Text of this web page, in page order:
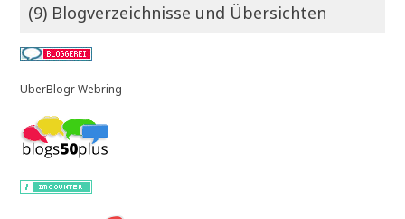
(9) Blogverzeichnisse und Übersichten
UberBlogr Webring